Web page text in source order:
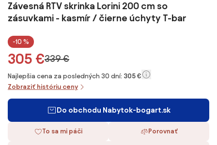
Závesná RTV skrinka Lorini 200 cm so
zásuvkami - kasmír / čierne úchyty T-bar
-10 %
305 €339 €
Najlepšia cena za posledných 30 dní: 305 €
Zobraziť históriu ceny
Do obchodu Nabytok-bogart.sk
To sa mi páči Porovnať